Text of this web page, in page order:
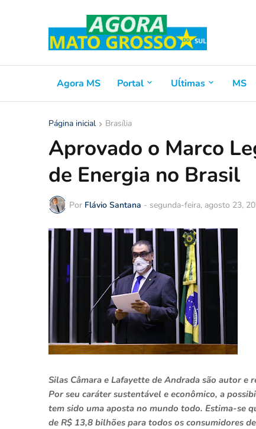
Agora MS Portal Uĺtimas MS
Página inicial Brasília
Aprovado o Marco
de Energia no Brasil
Por Flávio Santana - segunda-feira, agosto 23,
Silas Câmara e Lafayette de Andrada são autor
Por seu caráter sustentável e econômico, a
tem sido uma aposta no mundo todo. Estima-se
de R$ 13,8 bilhões para todos os consumidores